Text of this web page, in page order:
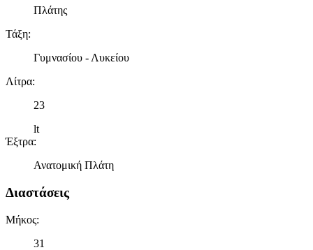
Πλάτης
Τάξη:
Γυμνασίου - Λυκείου
Λίτρα:
23
lt
Έξτρα:
Ανατομική Πλάτη
Διαστάσεις
Μήκος:
31